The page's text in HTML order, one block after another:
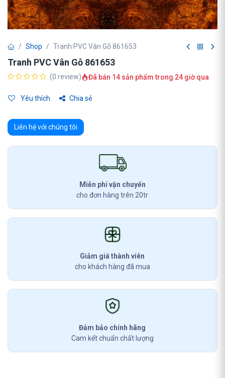
Shop Tranh PVC Vân Gỗ 861653
Tranh PVC Vân Gỗ 861653
(0 review) Đã bán 14 sản phẩm trong 24 giờ qua
Yêu thích Chia sẻ
Liên hệ với chúng tôi
Miễn phí vận chuyển
cho đơn hàng trên 20tr
Giảm giá thành viên
cho khách hàng đã mua
Đảm bảo chính hãng
Cam kết chuẩn chất lượng